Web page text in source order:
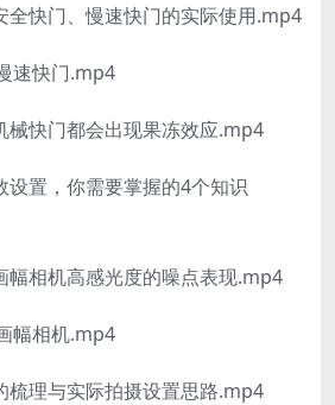
全快门、慢速快门的实际使用.mp4
速快门.mp4
械快门都会出现果冻效应.mp4
设置，你需要掌握的4个知识
幅相机高感光度的噪点表现.mp4
幅相机.mp4
梳理与实际拍摄设置思路.mp4